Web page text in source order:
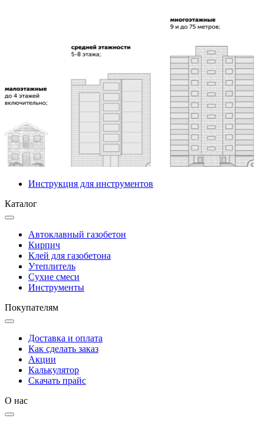
Инструкция для инструментов
Каталог
Автоклавный газобетон
Кирпич
Клей для газобетона
Утеплитель
Сухие смеси
Инструменты
Покупателям
Доставка и оплата
Как сделать заказ
Акции
Калькулятор
Скачать прайс
О нас